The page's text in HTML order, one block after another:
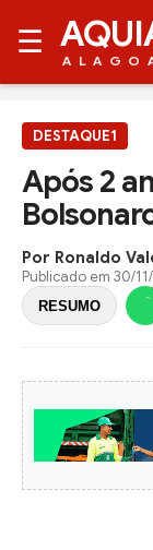
☰
DESTAQUE1
Após 2
Por Ronaldo
Publicado em 30/
RESUMO